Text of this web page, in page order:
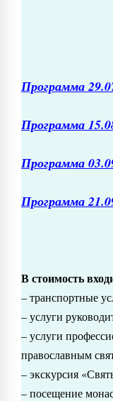
Программа
Программа
Программа
Программа
В стоимость
– транспортные
– услуги
– услуги
православным
– экскурсия
– посещение